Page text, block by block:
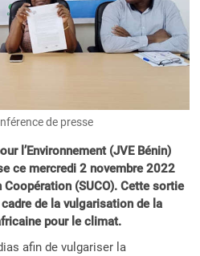
de presse
l’Environnement (JVE Bénin)
ce mercredi 2 novembre 2022
(SUCO). Cette sortie
de la vulgarisation de la
pour le climat.
afin de vulgariser la